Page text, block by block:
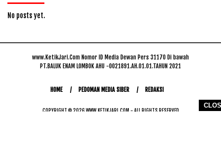
No posts yet.
www.KetikJari.Com Nomor ID Media Dewan Pers 31170 Di bawah
PT.BALUK ENAM LOMBOK AHU -0021891.AH.01.01.TAHUN 2021
HOME PEDOMAN MEDIA SIBER REDAKSI
COPYRIGHT © 2026 WWW.KETIKJARI.COM - ALL RIGHTS RESERVED